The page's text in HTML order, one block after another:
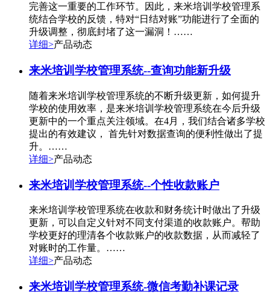
完善这一重要的工作环节。因此，来米培训学校管理系
统结合学校的反馈，特对“日结对账”功能进行了全面的
升级调整，彻底封堵了这一漏洞！……
详细>产品动态
来米培训学校管理系统--查询功能新升级
随着来米培训学校管理系统的不断升级更新，如何提升
学校的使用效率，是来米培训学校管理系统在今后升级
更新中的一个重点关注领域。在4月，我们结合诸多学校
提出的有效建议， 首先针对数据查询的便利性做出了提
升。……
详细>产品动态
来米培训学校管理系统--个性收款账户
来米培训学校管理系统在收款和财务统计时做出了升级
更新，可以自定义针对不同支付渠道的收款账户。帮助
学校更好的理清各个收款账户的收款数据，从而减轻了
对账时的工作量。……
详细>产品动态
来米培训学校管理系统-微信考勤补课记录